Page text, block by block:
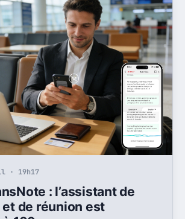
· 19h17
: l’assistant de
de réunion est